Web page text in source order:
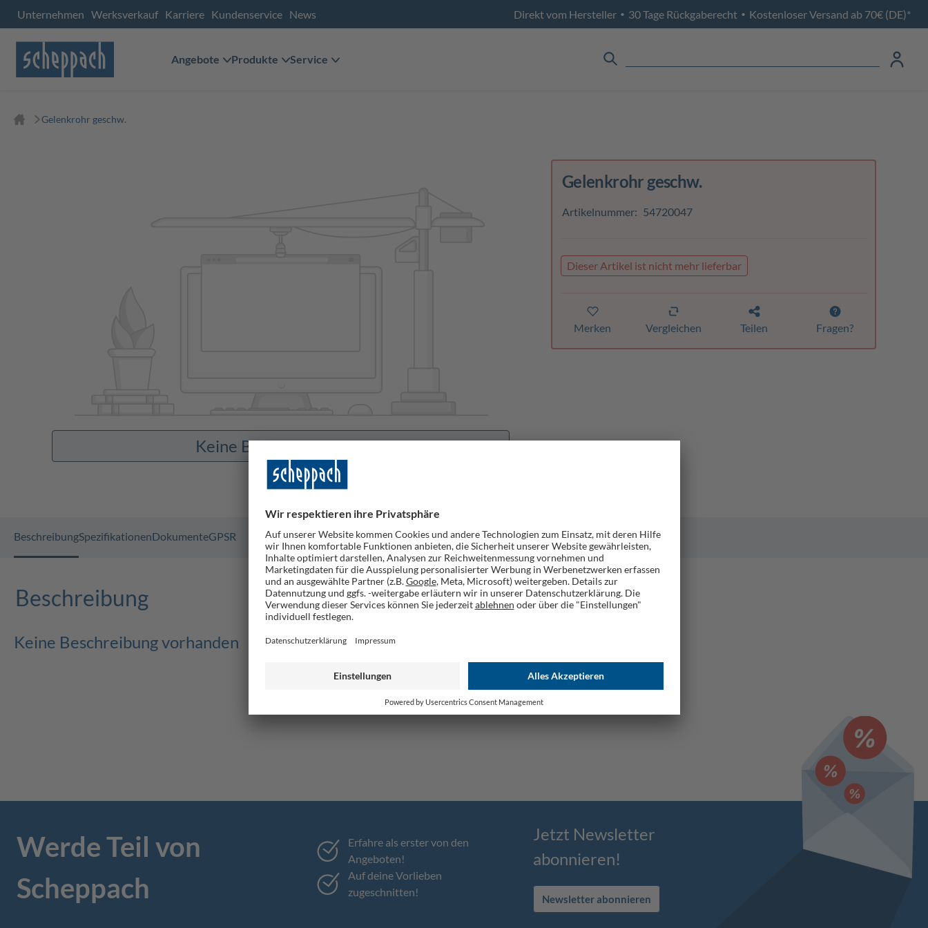
Unternehmen Werksverkauf Karriere Kundenservice News Direkt vom Hersteller • 30 Tage Rückgaberecht • Kostenloser Versand ab 70€ (DE)*
Angebote Produkte Service
Gelenkrohr geschw.
Keine Bilder vorhanden
Gelenkrohr geschw.
Artikelnummer: 54720047
Dieser Artikel ist nicht mehr lieferbar
Merken Vergleichen Teilen Fragen?
BeschreibungSpezifikationenDokumenteGPSR
Beschreibung
Keine Beschreibung vorhanden
Werde Teil von
Scheppach
Erfahre als erster von den
Angeboten!
Auf deine Vorlieben
zugeschnitten!
Jetzt Newsletter
abonnieren!
Newsletter abonnieren